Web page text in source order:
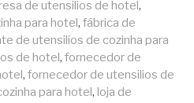
de utensilios de hotel,
para hotel, fábrica de
de utensilios de cozinha para
de hotel, fornecedor de
, fornecedor de utensilios de
para hotel, loja de